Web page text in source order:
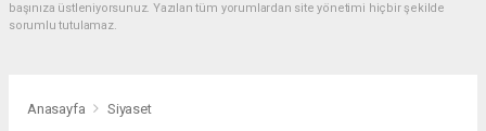
başınıza üstleniyorsunuz. Yazılan tüm yorumlardan site yönetimi hiçbir şekilde
sorumlu tutulamaz.
Anasayfa Siyaset